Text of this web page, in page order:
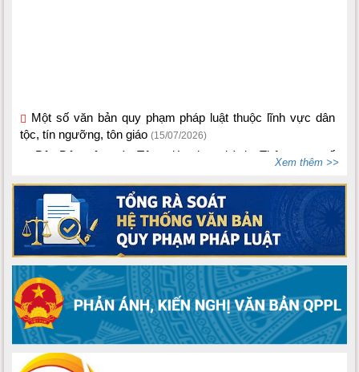
tộc, tín ngưỡng, tôn giáo
(15/07/2026)
Bộ Dân tộc và Tôn giáo ban hành Thông tư số
Xem thêm >>